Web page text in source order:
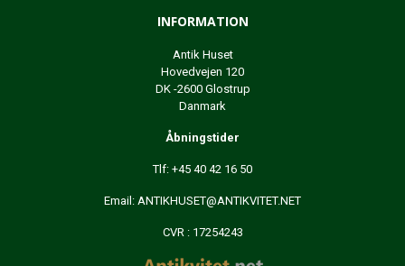
INFORMATION
Antik Huset
Hovedvejen 120
DK -2600 Glostrup
Danmark
Åbningstider
Tlf: +45 40 42 16 50
Email: ANTIKHUSET@ANTIKVITET.NET
CVR : 17254243